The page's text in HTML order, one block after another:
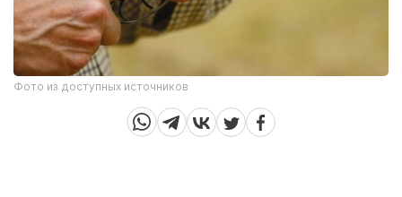
Фото из доступных источников